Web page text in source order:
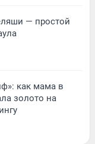
— простой
как мама в
золото на